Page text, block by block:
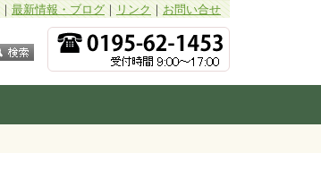
｜最新情報・ブログ｜リンク｜お問い合せ